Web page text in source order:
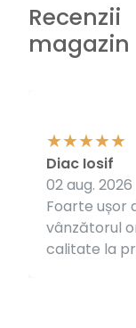
Recenzii
magazin
Foarte ușor
vânzătorul
calitate la
Diac Iosif
02 aug. 2026